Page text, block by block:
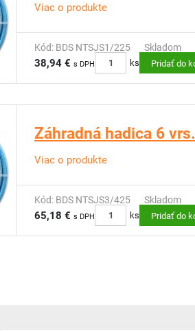
Viac o produkte
Kód: BDS NTSJS1/225 Skladom
38,94 € s DPH ks Pridať do
Záhradná hadica 6
Viac o produkte
Kód: BDS NTSJS3/425 Skladom
65,18 € s DPH ks Pridať do